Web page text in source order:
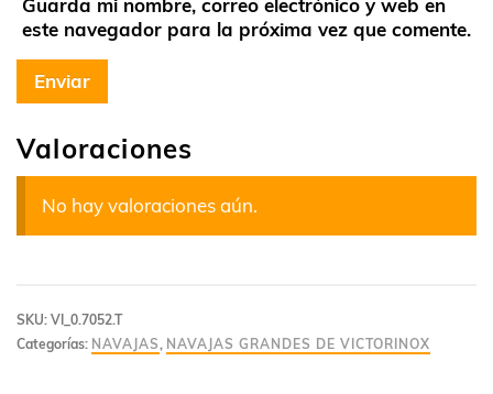
Valoraciones
No hay valoraciones aún.
Guarda mi nombre, correo electrónico y web en
este navegador para la próxima vez que comente.
SKU: VI_0.7052.T
Categorías: NAVAJAS, NAVAJAS GRANDES DE VICTORINOX